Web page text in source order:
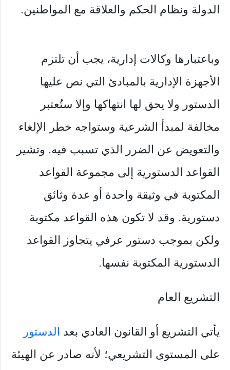
الدولة ونظام الحكم والعلاقة مع المواطنين.
وباعتبارها وكالات إدارية، يجب أن تلتزم
الأجهزة الإدارية بالمبادئ التي نص عليها
الدستور ولا يحق لها انتهاكها وإلا ستُعتبر
مخالفة لمبدأ الشرعية وستواجه خطر الإلغاء
والتعويض عن الضرر الذي تسبب فيه. وتشير
القواعد الدستورية إلى مجموعة القواعد
المكتوبة في وثيقة واحدة أو عدة وثائق
دستورية. وقد لا تكون هذه القواعد مكتوبة
ولكن بموجب دستور عرفي يتجاوز القواعد
الدستورية المكتوبة نفسها.
التشريع العام
يأتي التشريع أو القانون العادي بعد الدستور
على المستوى التشريعي؛ لأنه صادر عن الهيئة